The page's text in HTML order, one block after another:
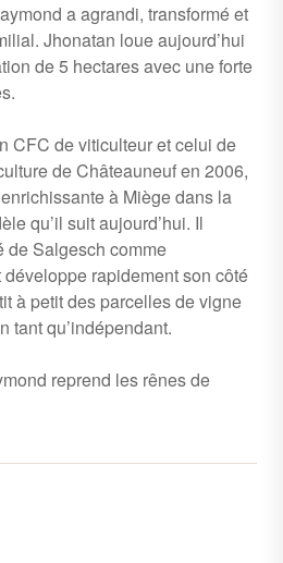
a agrandi, transformé et
Jhonatan loue aujourd’hui
de 5 hectares avec une forte
CFC de viticulteur et celui de
de Châteauneuf en 2006,
à Miège dans la
qu’il suit aujourd’hui. Il
de Salgesch comme
rapidement son côté
à petit des parcelles de vigne
tant qu’indépendant.
reprend les rênes de